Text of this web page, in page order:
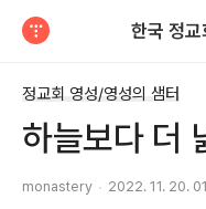
한국 정
정교회 영성/영성의 샘터
하늘보다 더
monastery 2022. 11. 20.